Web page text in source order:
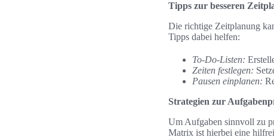
Tipps zur besseren
Die richtige Zeitplanung
Tipps dabei helfen:
To-Do-Listen:
Zeiten festlegen:
Pausen einplanen:
Strategien zur
Um Aufgaben sinnvoll zu
Matrix ist hierbei eine